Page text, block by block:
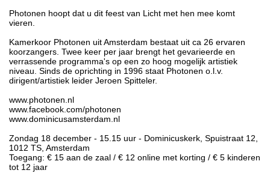
Photonen hoopt dat u dit feest van Licht met hen mee komt
vieren.
Kamerkoor Photonen uit Amsterdam bestaat uit ca 26 ervaren
koorzangers. Twee keer per jaar brengt het gevarieerde en
verrassende programma's op een zo hoog mogelijk artistiek
niveau. Sinds de oprichting in 1996 staat Photonen o.l.v.
dirigent/artistiek leider Jeroen Spitteler.
www.photonen.nl
www.facebook.com/photonen
www.dominicusamsterdam.nl
Zondag 18 december - 15.15 uur - Dominicuskerk, Spuistraat 12,
1012 TS, Amsterdam
Toegang: € 15 aan de zaal / € 12 online met korting / € 5 kinderen
tot 12 jaar